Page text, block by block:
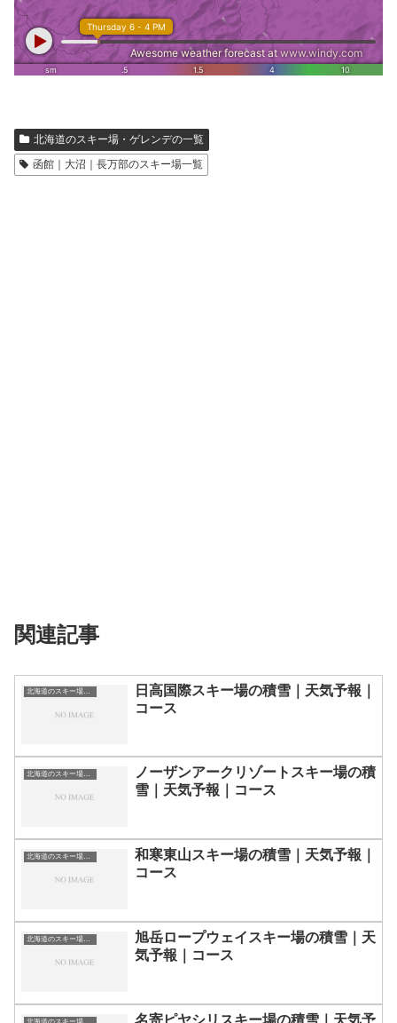
北海道のスキー場・ゲレンデの一覧
函館｜大沼｜長万部のスキー場一覧
関連記事
北海道のスキー場・ゲレンデの一覧
日高国際スキー場の積雪｜天気予報｜
コース
北海道のスキー場・ゲレンデの一覧
ノーザンアークリゾートスキー場の積
雪｜天気予報｜コース
北海道のスキー場・ゲレンデの一覧
和寒東山スキー場の積雪｜天気予報｜
コース
北海道のスキー場・ゲレンデの一覧
旭岳ロープウェイスキー場の積雪｜天
気予報｜コース
名寄ピヤシリスキー場の積雪｜天気予